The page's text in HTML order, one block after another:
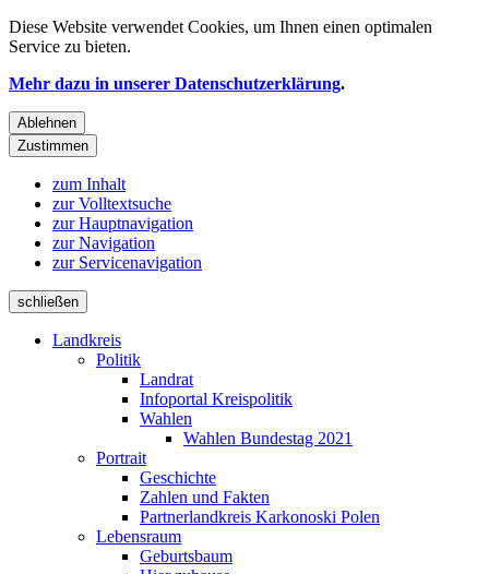
Diese Website verwendet Cookies, um Ihnen einen optimalen
Service zu bieten.
Mehr dazu in unserer Datenschutzerklärung.
Ablehnen
Zustimmen
zum Inhalt
zur Volltextsuche
zur Hauptnavigation
zur Navigation
zur Servicenavigation
schließen
Landkreis
Politik
Landrat
Infoportal Kreispolitik
Wahlen
Wahlen Bundestag 2021
Portrait
Geschichte
Zahlen und Fakten
Partnerlandkreis Karkonoski Polen
Lebensraum
Geburtsbaum